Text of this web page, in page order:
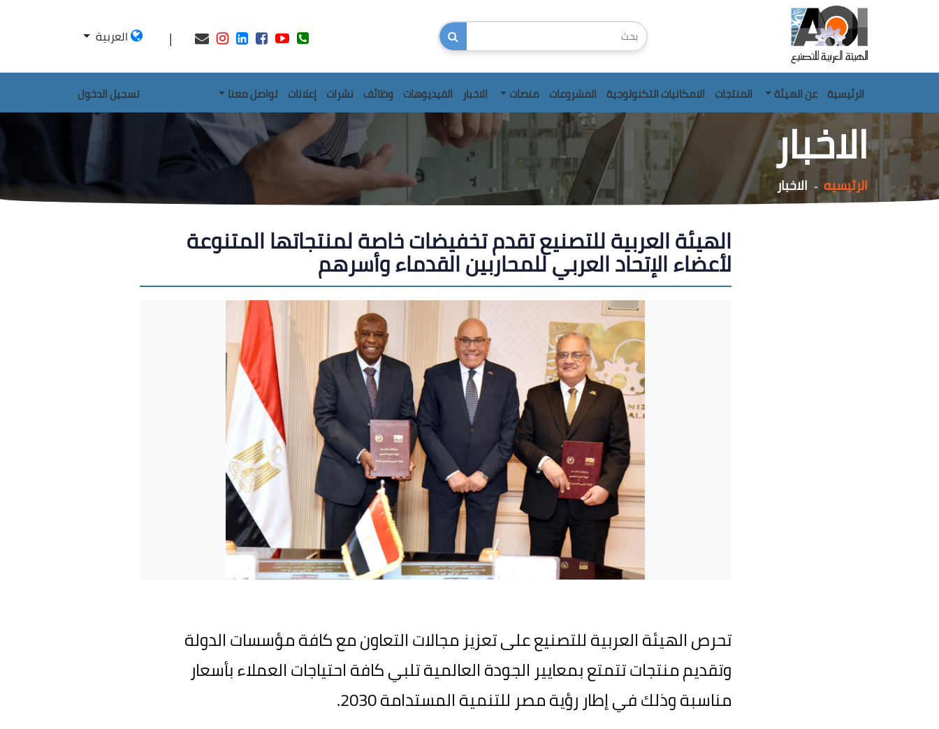
|
الرئيسية عن الهيئة المنتجات الامكانيات التكنولوجية المشروعات منصات الاخبار الفيديوهات وظائف نشرات إعلانات تواصل معنا تسجيل الدخول
الاخبار
الرئيسيه - الاخبار
الهيئة العربية للتصنيع تقدم تخفيضات خاصة لمنتجاتها المتنوعة
لأعضاء الإتحاد العربي للمحاربين القدماء وأسرهم
تحرص الهيئة العربية للتصنيع على تعزيز مجالات التعاون مع كافة مؤسسات الدولة
وتقديم منتجات تتمتع بمعايير الجودة العالمية تلبي كافة احتياجات العملاء بأسعار
مناسبة وذلك في إطار رؤية مصر للتنمية المستدامة 2030.